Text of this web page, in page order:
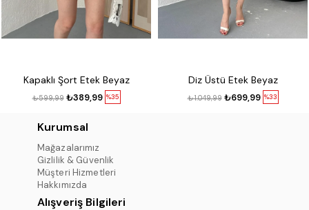
Kapaklı Şort Etek Beyaz
%35
₺389,99
₺599,99
Diz Üstü Etek Beyaz
%33
₺699,99
₺1.049,99
Kurumsal
Mağazalarımız
Gizlilik & Güvenlik
Müşteri Hizmetleri
Hakkımızda
Alışveriş Bilgileri